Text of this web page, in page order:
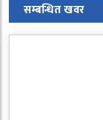
सम्बन्धित खवर